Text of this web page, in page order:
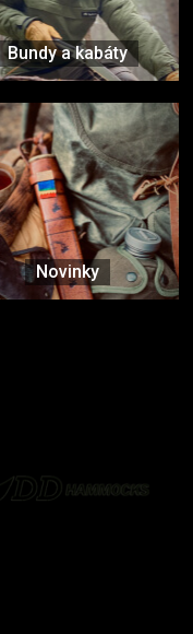
Bundy a kabáty
Novinky